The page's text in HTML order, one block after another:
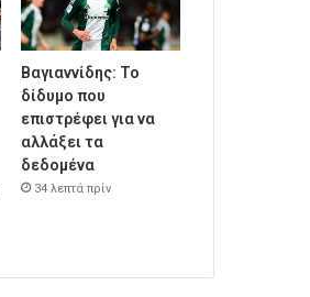
Βαγιαννίδης: Το
δίδυμο που
επιστρέφει για να
αλλάξει τα
δεδομένα
34 λεπτά πρίν